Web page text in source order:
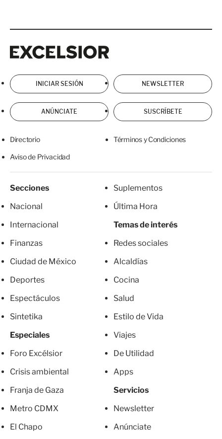
INICIAR SESIÓN NEWSLETTER
ANÚNCIATE SUSCRÍBETE
Directorio Términos y Condiciones
Aviso de Privacidad
Secciones
Nacional
Internacional
Finanzas
Ciudad de México
Deportes
Espectáculos
Sintetika
Especiales
Foro Excélsior
Crisis ambiental
Franja de Gaza
Metro CDMX
El Chapo
Suplementos
Última Hora
Temas de interés
Redes sociales
Alcaldías
Cocina
Salud
Estilo de Vida
Viajes
De Utilidad
Apps
Servicios
Newsletter
Anúnciate